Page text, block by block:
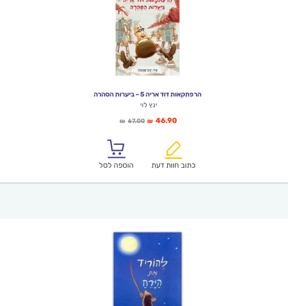
הרפתקאות דוד אריה 5 – ביערות הסהרה
ינץ לוי
₪ 67.00המחיר
₪67.00.
₪ 46.90
הוא:
כתוב חוות דעת
הוספה לסל